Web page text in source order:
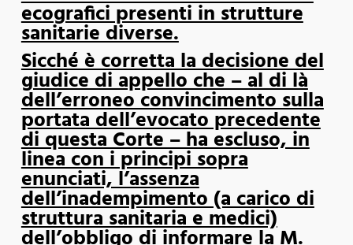
ecografici presenti in strutture
sanitarie diverse.
Sicché è corretta la decisione del
giudice di appello che – al di là
dell’erroneo convincimento sulla
portata dell’evocato precedente
di questa Corte – ha escluso, in
linea con i principi sopra
enunciati, l’assenza
dell’inadempimento (a carico di
struttura sanitaria e medici)